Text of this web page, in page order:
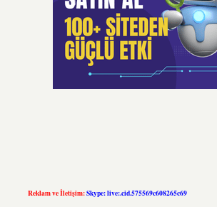
Reklam ve İletişim:Skype: live:.cid.575569c608265c69